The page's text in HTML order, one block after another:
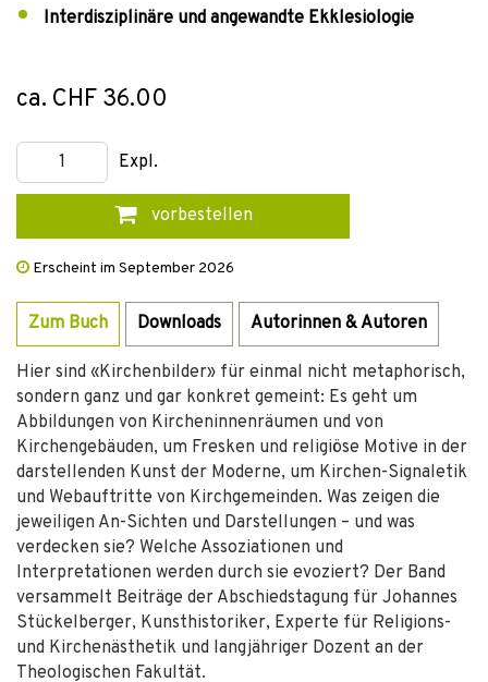
Interdisziplinäre und angewandte Ekklesiologie
ca. CHF 36.00
Expl.
vorbestellen
Erscheint im September 2026
Zum Buch Downloads Autorinnen & Autoren
Hier sind «Kirchenbilder» für einmal nicht metaphorisch,
sondern ganz und gar konkret gemeint: Es geht um
Abbildungen von Kircheninnenräumen und von
Kirchengebäuden, um Fresken und religiöse Motive in der
darstellenden Kunst der Moderne, um Kirchen-Signaletik
und Webauftritte von Kirchgemeinden. Was zeigen die
jeweiligen An-Sichten und Darstellungen – und was
verdecken sie? Welche Assoziationen und
Interpretationen werden durch sie evoziert? Der Band
versammelt Beiträge der Abschiedstagung für Johannes
Stückelberger, Kunsthistoriker, Experte für Religions-
und Kirchenästhetik und langjähriger Dozent an der
Theologischen Fakultät.